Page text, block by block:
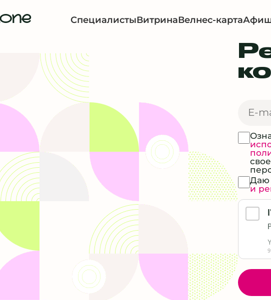
СпециалистыВитринаВелнес-карта
Даю
и